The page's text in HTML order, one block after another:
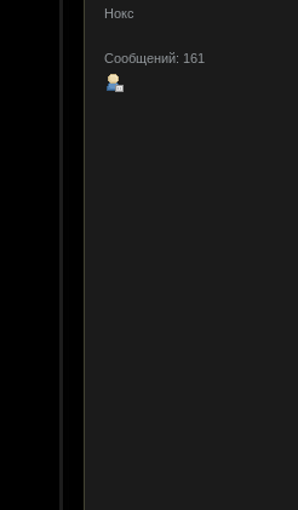
Нокс
Сообщений: 161